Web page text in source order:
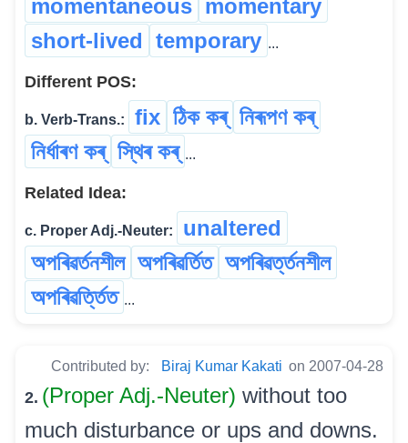
momentaneous momentary
short-lived temporary ...
Different POS:
b. Verb-Trans.: fix ঠিক কৰ্ নিৰূপণ কৰ্
নিৰ্ধাৰণ কৰ্ স্থিৰ কৰ্ ...
Related Idea:
c. Proper Adj.-Neuter:
unaltered
অপৰিৱৰ্তনশীল অপৰিৱৰ্তিত অপৰিৱৰ্ত্তনশীল
অপৰিৱৰ্ত্তিত ...
Contributed by: Biraj Kumar Kakati on 2007-04-28
2. (Proper Adj.-Neuter) without too
much disturbance or ups and downs.